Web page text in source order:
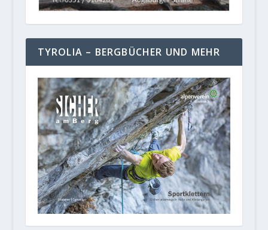
TYROLIA – BERGBÜCHER UND MEHR